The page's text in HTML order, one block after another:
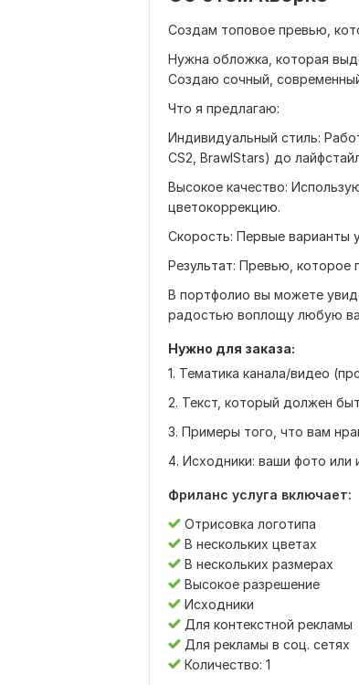
Создам топовое превью,
Нужна обложка, которая
Создаю сочный,
Что я предлагаю:
Индивидуальный стиль:
CS2, BrawlStars) до
Высокое качество:
цветокоррекцию.
Скорость: Первые варианты
Результат: Превью,
В портфолио вы можете
радостью воплощу любую
Нужно для заказа:
1. Тематика канала/видео
2. Текст, который должен
3. Примеры того, что вам
4. Исходники: ваши фото или
Фриланс услуга включает:
Отрисовка логотипа
В нескольких цветах
В нескольких размерах
Высокое разрешение
Исходники
Для контекстной рекламы
Для рекламы в соц. сетях
Количество: 1